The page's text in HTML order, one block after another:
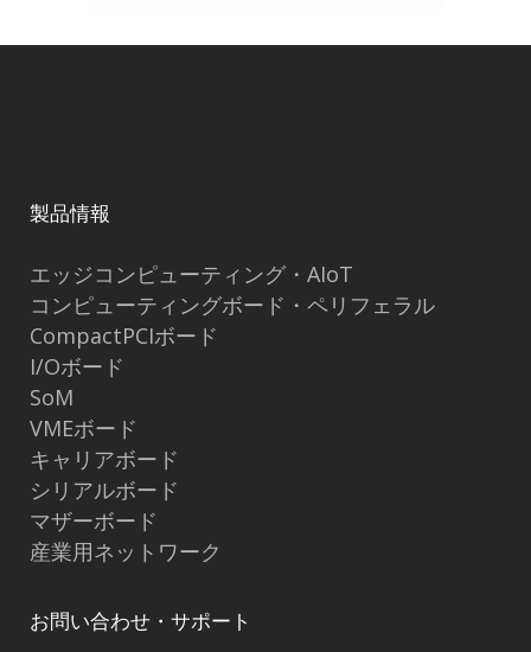
製品情報
エッジコンピューティング・AIoT
コンピューティングボード・ペリフェラル
CompactPCIボード
I/Oボード
SoM
VMEボード
キャリアボード
シリアルボード
マザーボード
産業用ネットワーク
お問い合わせ・サポート